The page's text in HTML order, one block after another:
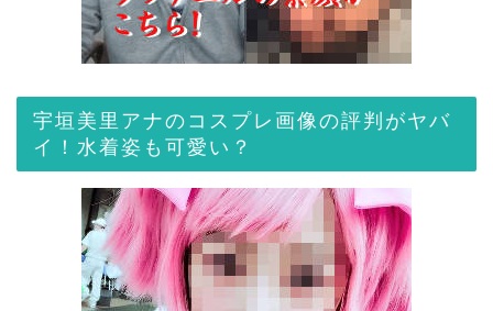
宇垣美里アナのコスプレ画像の評判がヤバ
イ！水着姿も可愛い？